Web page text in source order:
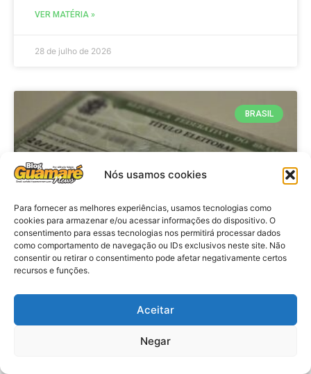
Nós usamos cookies
Para fornecer as melhores experiências, usamos tecnologias como
cookies para armazenar e/ou acessar informações do dispositivo. O
consentimento para essas tecnologias nos permitirá processar dados
como comportamento de navegação ou IDs exclusivos neste site. Não
consentir ou retirar o consentimento pode afetar negativamente certos
recursos e funções.
Aceitar
Negar
VER MATÉRIA »
28 de julho de 2026
BRASIL
Brasil: Policia Federal investiga
antes das eleições